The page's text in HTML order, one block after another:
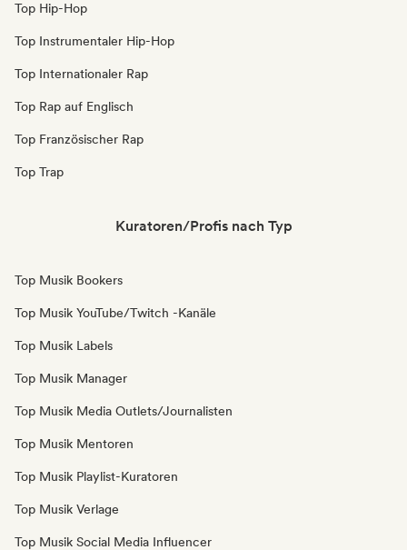
Top Hip-Hop
Top Instrumentaler Hip-Hop
Top Internationaler Rap
Top Rap auf Englisch
Top Französischer Rap
Top Trap
Kuratoren/Profis nach Typ
Top Musik Bookers
Top Musik YouTube/Twitch -Kanäle
Top Musik Labels
Top Musik Manager
Top Musik Media Outlets/Journalisten
Top Musik Mentoren
Top Musik Playlist-Kuratoren
Top Musik Verlage
Top Musik Social Media Influencer